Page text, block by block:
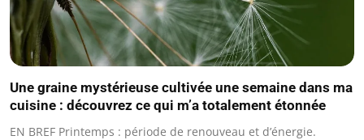
Une graine mystérieuse cultivée une semaine dans ma
cuisine : découvrez ce qui m’a totalement étonnée
EN BREF Printemps : période de renouveau et d’énergie.